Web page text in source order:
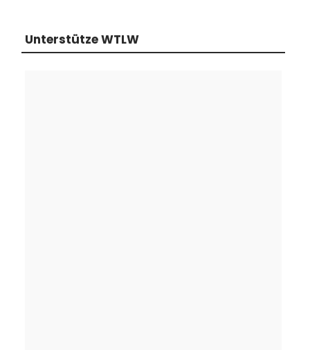
Unterstütze WTLW